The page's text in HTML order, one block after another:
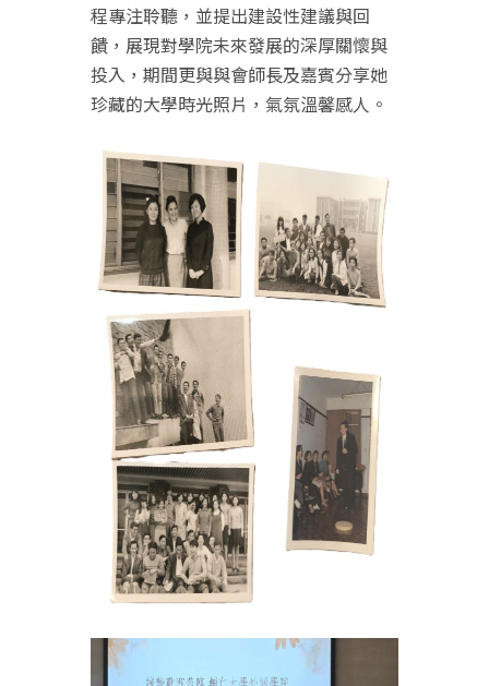
程專注聆聽，並提出建設性建議與回
饋，展現對學院未來發展的深厚關懷與
投入，期間更與與會師長及嘉賓分享她
珍藏的大學時光照片，氣氛溫馨感人。